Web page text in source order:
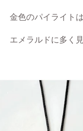
金色のパイライト
エメラルドに多く